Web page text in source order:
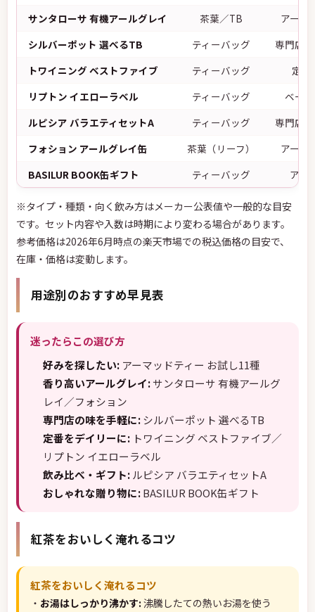
サンタローサ 有機アールグレイ
茶葉／TB
アール
シルバーポット 選べるTB
ティーバッグ
専門店
トワイニング ベストファイブ
ティーバッグ
定番
リプトン イエローラベル
ティーバッグ
ベー
ルピシア バラエティセットA
ティーバッグ
専門店
フォション アールグレイ缶
茶葉（リーフ）
アール
BASILUR BOOK缶ギフト
ティーバッグ アソ
※タイプ・種類・向く飲み方はメーカー公表値や一般的な目安
です。セット内容や入数は時期により変わる場合があります。
参考価格は2026年6月時点の楽天市場での税込価格の目安で、
在庫・価格は変動します。
用途別のおすすめ早見表
迷ったらこの選び方
好みを探したい: アーマッドティー お試し11種
香り高いアールグレイ:サンタローサ 有機アールグ
レイ／フォション
専門店の味を手軽に:シルバーポット 選べるTB
定番をデイリーに: トワイニング ベストファイブ／
リプトン イエローラベル
飲み比べ・ギフト: ルピシア バラエティセットA
おしゃれな贈り物に:BASILUR BOOK缶ギフト
紅茶をおいしく淹れるコツ
紅茶をおいしく淹れるコツ
・ お湯はしっかり沸かす: 沸騰したての熱いお湯を使う